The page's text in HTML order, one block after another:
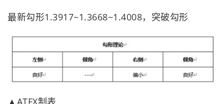
最新勾形1.3917~1.3668~1.4008，突破勾形
▲ATFX制表